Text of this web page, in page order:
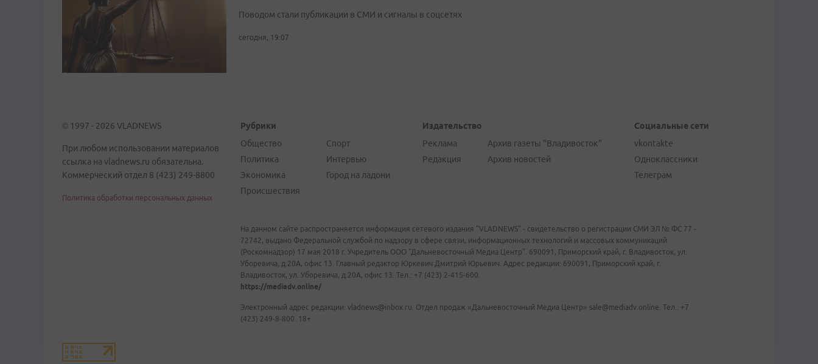
Поводом стали публикации в СМИ и сигналы в соцсетях
сегодня, 19:07
© 1997 - 2026 VLADNEWS
При любом использовании материалов
ссылка на vladnews.ru обязательна.
Коммерческий отдел 8 (423) 249-8800
Политика обработки персональных данных
Рубрики
Общество
Политика
Экономика
Происшествия
Спорт
Интервью
Город на ладони
Издательство
Реклама
Редакция
Архив газеты "Владивосток"
Архив новостей
Социальные сети
vkontakte
Одноклассники
Телеграм
На данном сайте распространяется информация сетевого издания "VLADNEWS" - свидетельство о регистрации СМИ ЭЛ № ФС 77 -
72742, выдано Федеральной службой по надзору в сфере связи, информационных технологий и массовых коммуникаций
(Роскомнадзор) 17 мая 2018 г. Учредитель ООО "Дальневосточный Медиа Центр". 690091, Приморский край, г. Владивосток, ул.
Уборевича, д.20А, офис 13. Главный редактор Юркевич Дмитрий Юрьевич. Адрес редакции: 690091, Приморский край, г.
Владивосток, ул. Уборевича, д.20А, офис 13. Тел.: +7 (423) 2-415-600.
https://mediadv.online/
Электронный адрес редакции: vladnews@inbox.ru. Отдел продаж «Дальневосточный Медиа Центр» sale@mediadv.online. Тел.: +7
(423) 249-8-800. 18+